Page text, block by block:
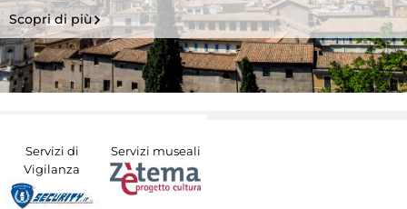
Scopri di più
Servizi di
Vigilanza
Servizi museali